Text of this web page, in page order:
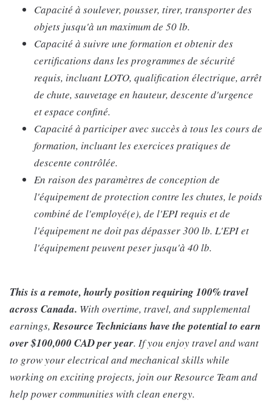
Capacité à soulever, pousser, tirer, transporter des
objets jusqu'à un maximum de 50 lb.
Capacité à suivre une formation et obtenir des
certifications dans les programmes de sécurité
requis, incluant LOTO, qualification électrique, arrêt
de chute, sauvetage en hauteur, descente d'urgence
et espace confiné.
Capacité à participer avec succès à tous les cours de
formation, incluant les exercices pratiques de
descente contrôlée.
En raison des paramètres de conception de
l'équipement de protection contre les chutes, le poids
combiné de l'employé(e), de l'EPI requis et de
l'équipement ne doit pas dépasser 300 lb. L'EPI et
l'équipement peuvent peser jusqu'à 40 lb.
This is a remote, hourly position requiring 100% travel
across Canada. With overtime, travel, and supplemental
earnings,Resource Technicians have the potential to earn
over $100,000 CAD per year. If you enjoy travel and want
to grow your electrical and mechanical skills while
working on exciting projects, join our Resource Team and
help power communities with clean energy.